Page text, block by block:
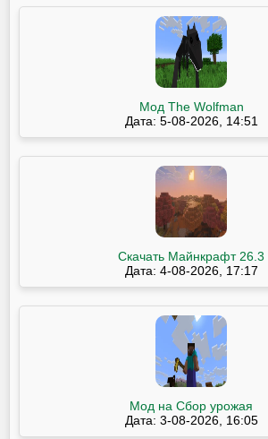
Мод The Wolfman
Дата: 5-08-2026, 14:51
Скачать Майнкрафт 26.3
Дата: 4-08-2026, 17:17
Мод на Сбор урожая
Дата: 3-08-2026, 16:05